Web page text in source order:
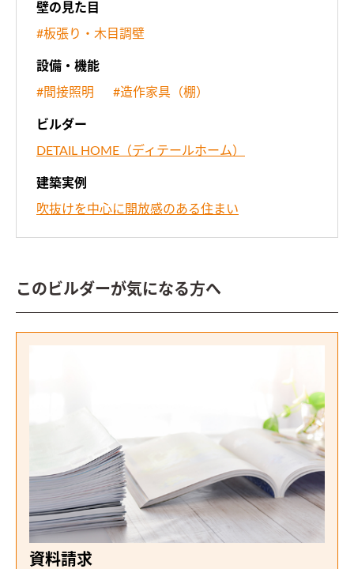
壁の見た目
#板張り・木目調壁
設備・機能
#間接照明 #造作家具（棚）
ビルダー
DETAIL HOME（ディテールホーム）
建築実例
吹抜けを中心に開放感のある住まい
このビルダーが気になる方へ
資料請求